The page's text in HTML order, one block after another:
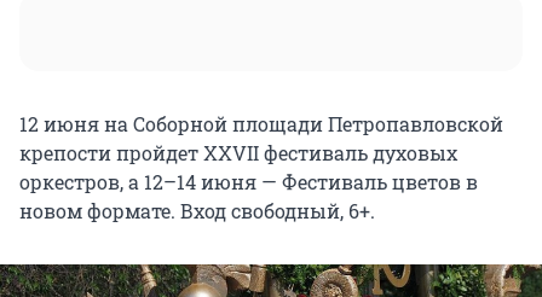
12 июня на Соборной площади Петропавловской
крепости пройдет XXVII фестиваль духовых
оркестров, а 12–14 июня — Фестиваль цветов в
новом формате. Вход свободный, 6+.